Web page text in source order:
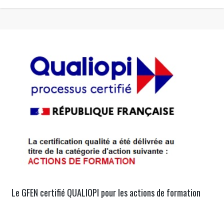
Le GFEN certifié QUALIOPI pour les actions de formation